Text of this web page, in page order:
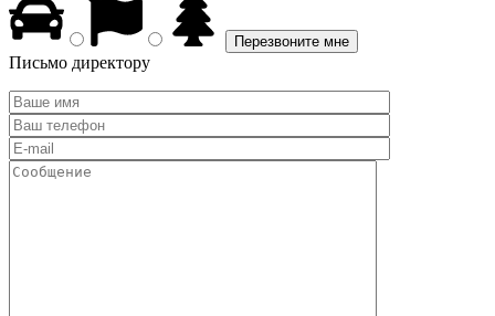
Письмо директору